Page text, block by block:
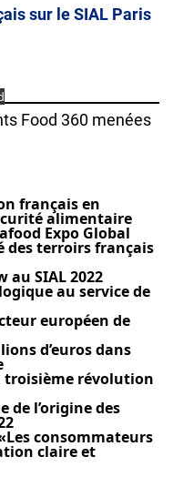
sur le SIAL Paris
Food 360 menées
français en
alimentaire
Expo Global
des terroirs français
au SIAL 2022
au service de
européen de
d’euros dans
troisième révolution
de l’origine des
consommateurs
claire et